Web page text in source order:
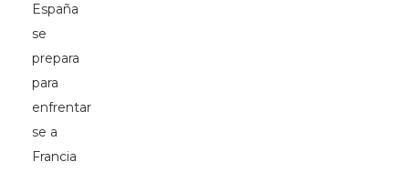
España
se
prepara
para
enfrentar
se a
Francia